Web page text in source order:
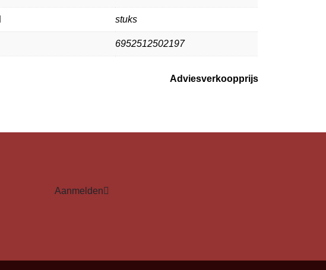
stuks
6952512502197
Adviesverkoopprijs
Aanmelden